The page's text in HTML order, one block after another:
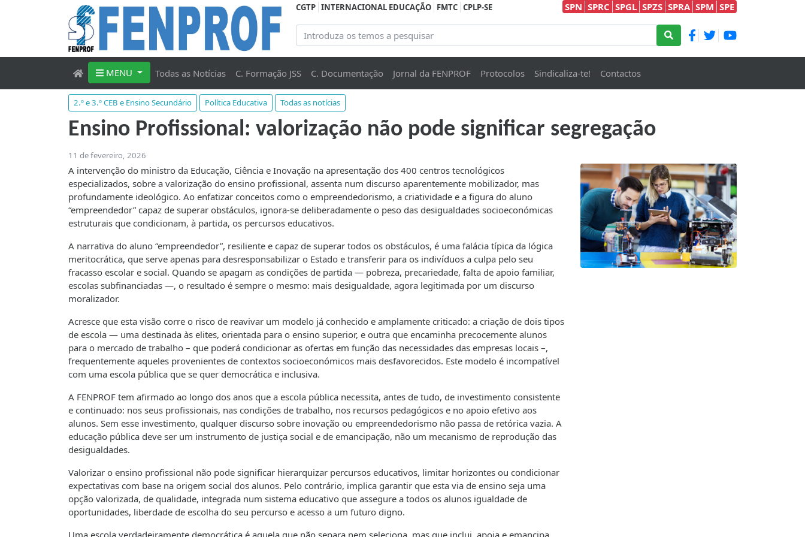
CGTP INTERNACIONAL EDUCAÇÃO FMTC CPLP-SE SPN SPRC SPGL SPZS SPRA SPM SPE
MENU Todas as Notícias C. Formação JSS C. Documentação Jornal da FENPROF Protocolos Sindicaliza-te! Contactos
2.º e 3.º CEB e Ensino Secundário Política Educativa Todas as notícias
Ensino Profissional: valorização não pode significar segregação
11 de fevereiro, 2026
A intervenção do ministro da Educação, Ciência e Inovação na apresentação dos 400 centros tecnológicos
especializados, sobre a valorização do ensino profissional, assenta num discurso aparentemente mobilizador, mas
profundamente ideológico. Ao enfatizar conceitos como o empreendedorismo, a criatividade e a figura do aluno
“empreendedor” capaz de superar obstáculos, ignora-se deliberadamente o peso das desigualdades socioeconómicas
estruturais que condicionam, à partida, os percursos educativos.
A narrativa do aluno “empreendedor”, resiliente e capaz de superar todos os obstáculos, é uma falácia típica da lógica
meritocrática, que serve apenas para desresponsabilizar o Estado e transferir para os indivíduos a culpa pelo seu
fracasso escolar e social. Quando se apagam as condições de partida — pobreza, precariedade, falta de apoio familiar,
escolas subfinanciadas —, o resultado é sempre o mesmo: mais desigualdade, agora legitimada por um discurso
moralizador.
Acresce que esta visão corre o risco de reavivar um modelo já conhecido e amplamente criticado: a criação de dois tipos
de escola — uma destinada às elites, orientada para o ensino superior, e outra que encaminha precocemente alunos
para o mercado de trabalho – que poderá condicionar as ofertas em função das necessidades das empresas locais –,
frequentemente aqueles provenientes de contextos socioeconómicos mais desfavorecidos. Este modelo é incompatível
com uma escola pública que se quer democrática e inclusiva.
A FENPROF tem afirmado ao longo dos anos que a escola pública necessita, antes de tudo, de investimento consistente
e continuado: nos seus profissionais, nas condições de trabalho, nos recursos pedagógicos e no apoio efetivo aos
alunos. Sem esse investimento, qualquer discurso sobre inovação ou empreendedorismo não passa de retórica vazia. A
educação pública deve ser um instrumento de justiça social e de emancipação, não um mecanismo de reprodução das
desigualdades.
Valorizar o ensino profissional não pode significar hierarquizar percursos educativos, limitar horizontes ou condicionar
expectativas com base na origem social dos alunos. Pelo contrário, implica garantir que esta via de ensino seja uma
opção valorizada, de qualidade, integrada num sistema educativo que assegure a todos os alunos igualdade de
oportunidades, liberdade de escolha do seu percurso e acesso a um futuro digno.